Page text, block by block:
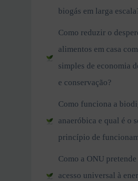
biogás em larga
Como reduzir o
alimentos em casa
simples de economia
e conservação?
Como funciona a
anaeróbica e qual é o
princípio de
Como a ONU
acesso universal à